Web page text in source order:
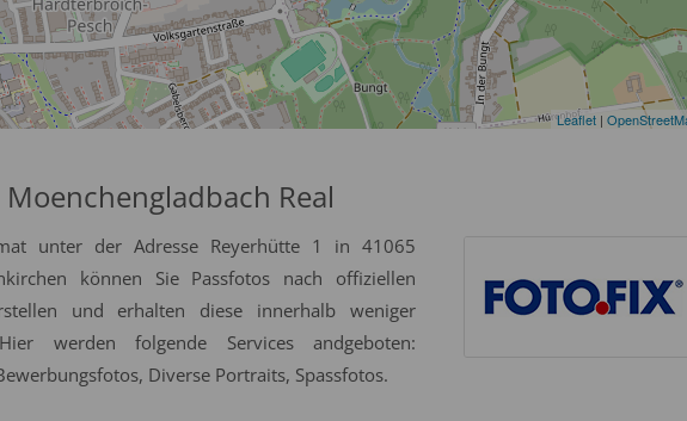
Leaflet |
Real
unter der Adresse Reyerhütte 1 in 41065
können Sie Passfotos nach offiziellen
und erhalten diese innerhalb weniger
werden folgende Services andgeboten:
Diverse Portraits, Spassfotos.